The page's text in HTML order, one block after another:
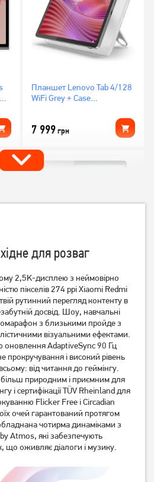
Планшет Lenovo Tab 4/128
WiFi Grey + Case
7 999грн
Планшет Samsung Galaxy
Tab A11 LTE 8/128GB Gray
(SM-X135FZAEEUC)
9 899грн
Планшет Xiaomi Redmi Pad
2 8/256GB Graphite Gray
для розваг
2,5K-дисплею з неймовірно
пікселів 274 ppi Xiaomi Redmi
рутинний перегляд контенту в
досвід. Шоу, навчальні
з близькими пройде з
візуальними ефектами.
оновлення AdaptiveSync 90 Гц
і високий рівень
від читання до геймінгу.
природним і приємним для
і сертифікації TÜV Rheinland для
Flicker Free і Circadian
очей гарантований протягом
чотирма динаміками з
Atmos, які забезпечують
що оживляє діалоги і музику.